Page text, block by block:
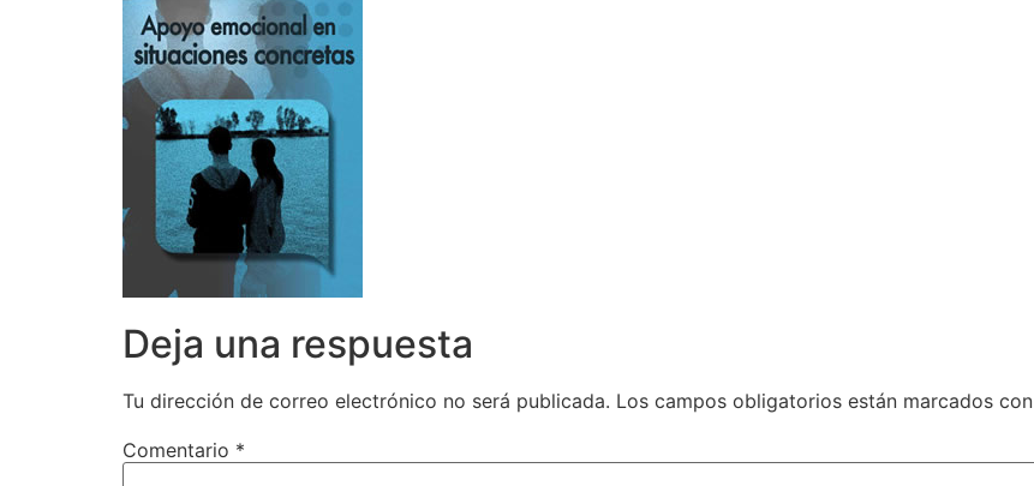
Deja una respuesta
Tu dirección de correo electrónico no será publicada. Los campos obligatorios están marcados con
Comentario *